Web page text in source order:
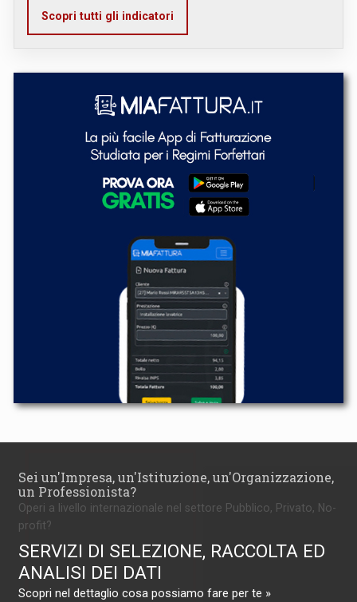
Scopri tutti gli indicatori
Sei un'Impresa, un'Istituzione, un'Organizzazione,
un Professionista?
Operi a livello internazionale nel settore Pubblico, Privato, No-
profit?
SERVIZI DI SELEZIONE, RACCOLTA ED
ANALISI DEI DATI
Scopri nel dettaglio cosa possiamo fare per te »